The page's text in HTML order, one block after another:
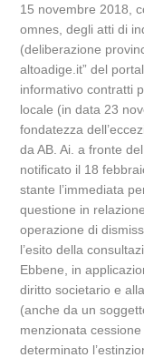
15 novembre 2018,
omnes, degli atti di
(deliberazione
altoadige.it” del
informativo contratti
locale (in data 23
fondatezza
da AB. Ai. a fronte
notificato il 18
stante l’immediata
questione in
operazione di
l’esito della
Ebbene, in
diritto societario e
(anche da un
menzionata
determinato